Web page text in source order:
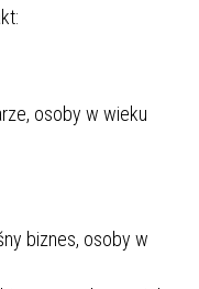
osoby w wieku
biznes, osoby w